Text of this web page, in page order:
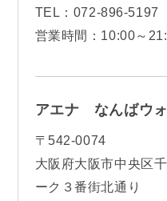
TEL：072-896-5197
営業時間：10:00～
アエナ なんばウ
〒542-0074
大阪府大阪市中央区
ーク３番街北通り